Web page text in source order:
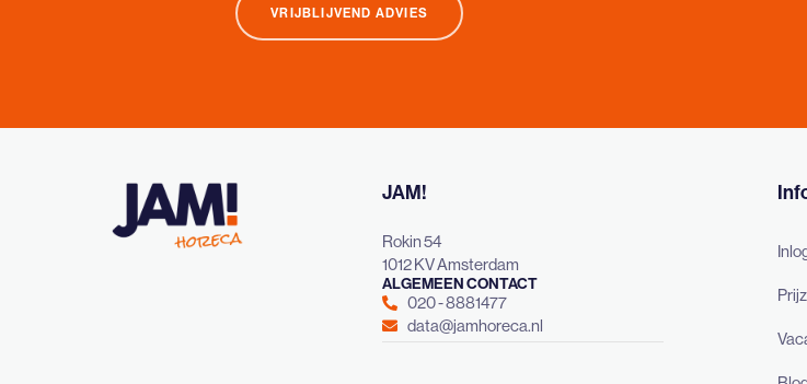
VRIJBLIJVEND ADVIES
JAM!
Rokin 54
1012 KV Amsterdam
ALGEMEEN CONTACT
020 - 8881477
data@jamhoreca.nl